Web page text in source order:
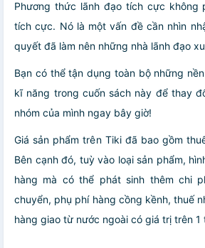
Phương thức lãnh đạo tích cực không
tích cực. Nó là một vấn đề cần nhìn
quyết đã làm nên những nhà lãnh đạo
Bạn có thể tận dụng toàn bộ những
kĩ năng trong cuốn sách này để thay
nhóm của mình ngay bây giờ!
Giá sản phẩm trên Tiki đã bao gồm
Bên cạnh đó, tuỳ vào loại sản phẩm,
hàng mà có thể phát sinh thêm chi
chuyển, phụ phí hàng cồng kềnh, thuế
hàng giao từ nước ngoài có giá trị trên 1